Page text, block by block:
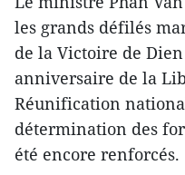
les grands défilés
de la Victoire de
anniversaire de la
Réunification
détermination des
été encore renforcés.